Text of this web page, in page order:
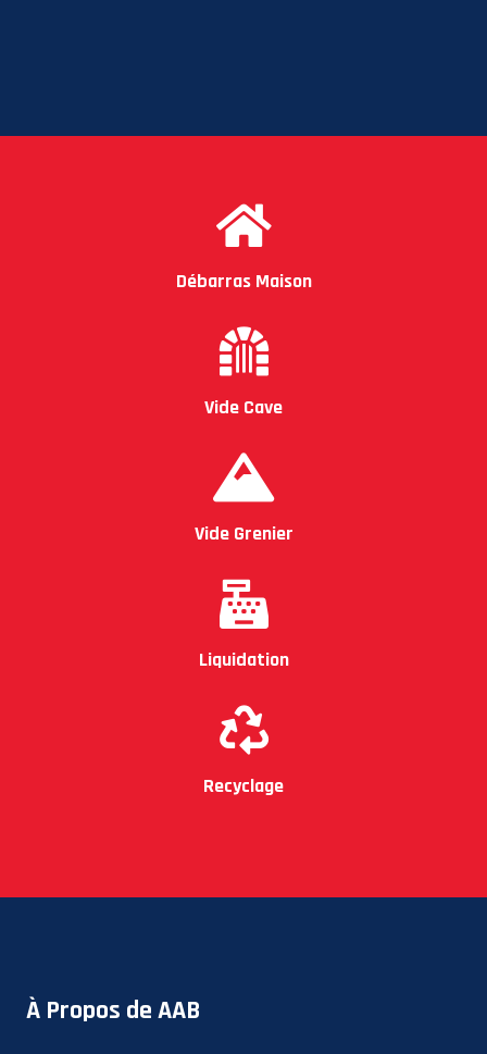
Débarras Maison
Vide Cave
Vide Grenier
Liquidation
Recyclage
À Propos de AAB